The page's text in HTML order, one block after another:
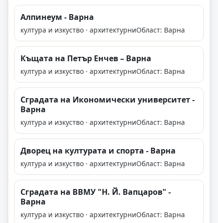
Алпинеум - Варна
култура и изкуство · архитектурниОбласт: Варна
Къщата на Петър Енчев – Варна
култура и изкуство · архитектурниОбласт: Варна
Сградата на Икономически университет -
Варна
култура и изкуство · архитектурниОбласт: Варна
Дворец на културата и спорта - Варна
култура и изкуство · архитектурниОбласт: Варна
Сградата на ВВМУ "Н. Й. Вапцаров" -
Варна
култура и изкуство · архитектурниОбласт: Варна